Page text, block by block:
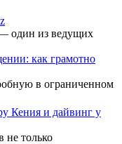
один из ведущих
как грамотно
в ограниченном
Кения и дайвинг у
не только